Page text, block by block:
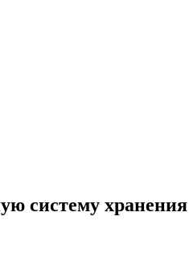
систему хранения